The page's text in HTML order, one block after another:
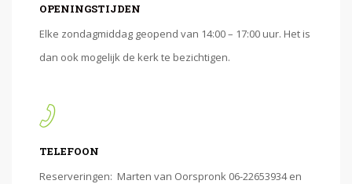
OPENINGSTIJDEN
Elke zondagmiddag geopend van 14:00 – 17:00 uur. Het is
dan ook mogelijk de kerk te bezichtigen.
TELEFOON
Reserveringen: Marten van Oorspronk 06-22653934 en